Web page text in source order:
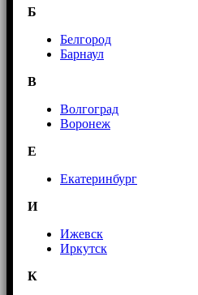
Б
Белгород
Барнаул
В
Волгоград
Воронеж
E
Екатеринбург
И
Ижевск
Иркутск
К